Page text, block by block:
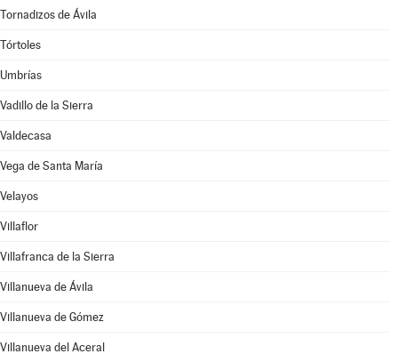
Tornadizos de Ávila
Tórtoles
Umbrías
Vadillo de la Sierra
Valdecasa
Vega de Santa María
Velayos
Villaflor
Villafranca de la Sierra
Villanueva de Ávila
Villanueva de Gómez
Villanueva del Aceral